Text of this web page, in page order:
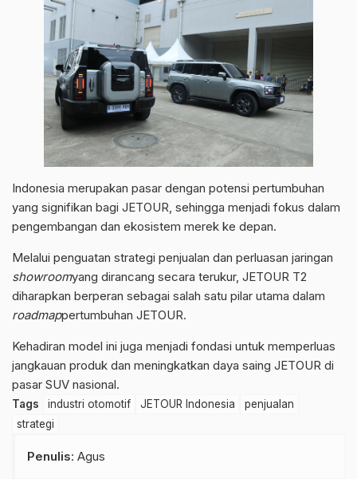
Indonesia merupakan pasar dengan potensi pertumbuhan
yang signifikan bagi JETOUR, sehingga menjadi fokus dalam
pengembangan dan ekosistem merek ke depan.
Melalui penguatan strategi penjualan dan perluasan jaringan
showroomyang dirancang secara terukur, JETOUR T2
diharapkan berperan sebagai salah satu pilar utama dalam
roadmappertumbuhan JETOUR.
Kehadiran model ini juga menjadi fondasi untuk memperluas
jangkauan produk dan meningkatkan daya saing JETOUR di
pasar SUV nasional.
Tags industri otomotif JETOUR Indonesia
penjualan
strategi
Penulis: Agus